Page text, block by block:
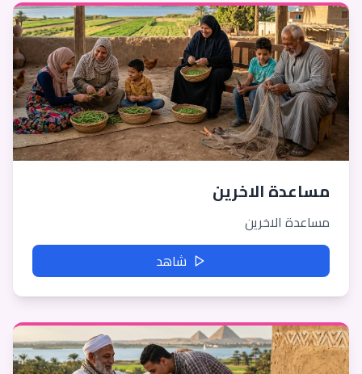
مساعدة الاخرين
مساعدة الاخرين
شاهد